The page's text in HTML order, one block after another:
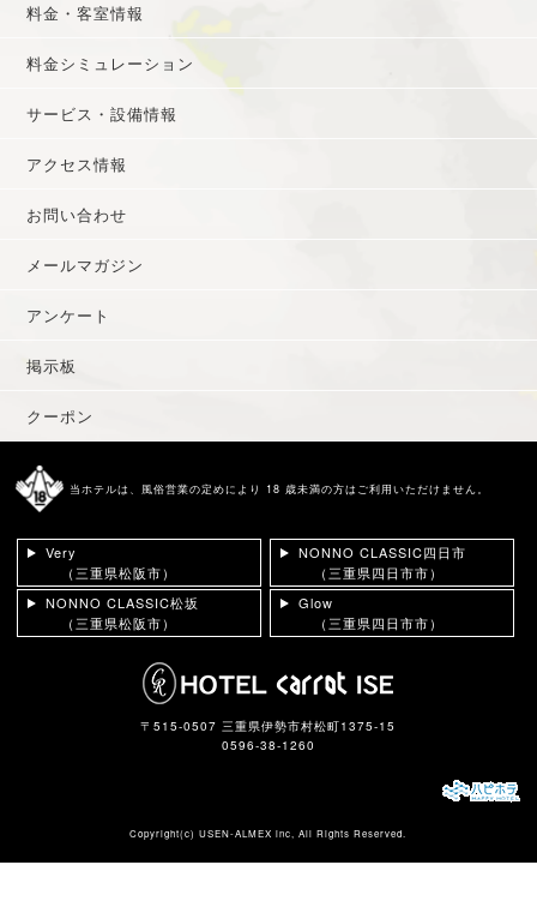
料金・客室情報
料金シミュレーション
サービス・設備情報
アクセス情報
お問い合わせ
メールマガジン
アンケート
掲示板
クーポン
当ホテルは、風俗営業の定めにより 18 歳未満の方はご利用いただけません。
Very
（三重県松阪市）
NONNO CLASSIC四日市
（三重県四日市市）
NONNO CLASSIC松坂
（三重県松阪市）
Glow
（三重県四日市市）
〒515-0507 三重県伊勢市村松町1375-15
0596-38-1260
Copyright(c)USEN-ALMEX inc, All Rights Reserved.